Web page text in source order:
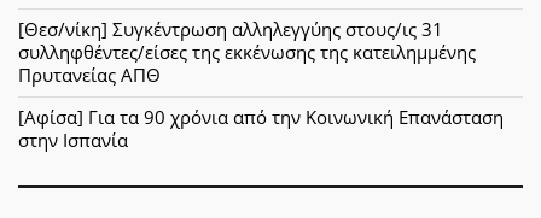
[Θεσ/νίκη] Συγκέντρωση αλληλεγγύης στους/ις 31
συλληφθέντες/είσες της εκκένωσης της κατειλημμένης
Πρυτανείας ΑΠΘ
[Αφίσα] Για τα 90 χρόνια από την Κοινωνική Επανάσταση
στην Ισπανία